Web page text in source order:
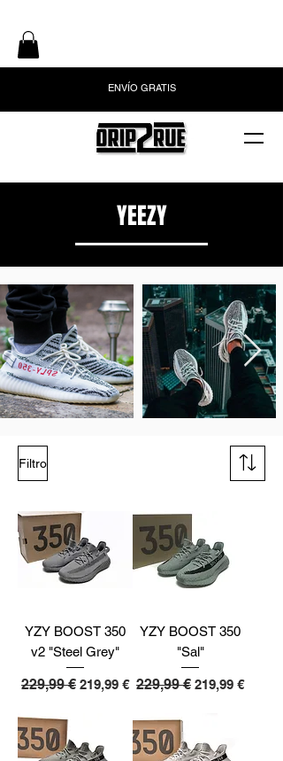
ENVÍO GRATIS
YEEZY
Filtro
YZY BOOST 350
v2 "Steel Grey"
Precio
229,99 € Precio de oferta
219,99 €
YZY BOOST 350
"Sal"
Precio
229,99 € Precio de
219,99 €